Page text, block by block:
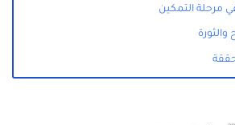
مرحلة التمكين
والثورة